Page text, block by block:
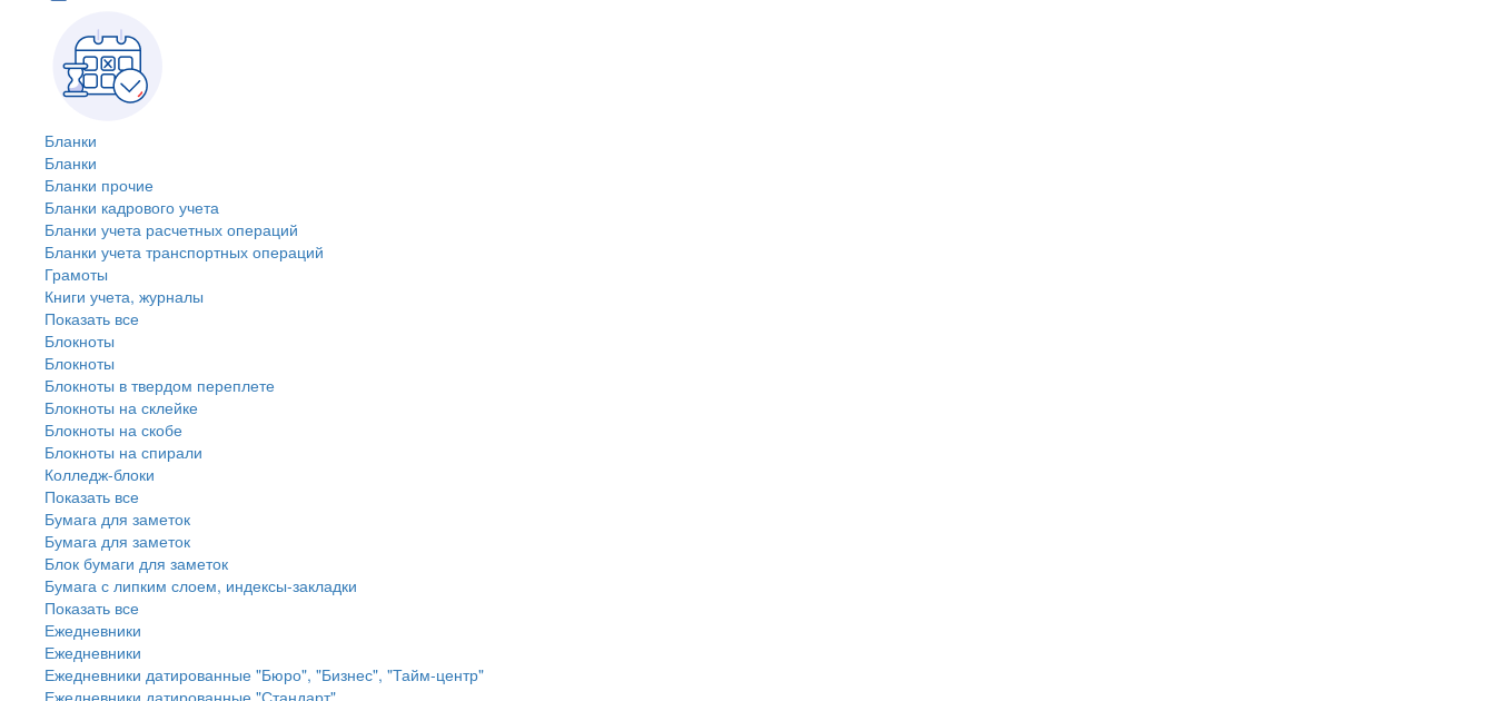
Бланки
Бланки
Бланки прочие
Бланки кадрового учета
Бланки учета расчетных операций
Бланки учета транспортных операций
Грамоты
Книги учета, журналы
Показать все
Блокноты
Блокноты
Блокноты в твердом переплете
Блокноты на склейке
Блокноты на скобе
Блокноты на спирали
Колледж-блоки
Показать все
Бумага для заметок
Бумага для заметок
Блок бумаги для заметок
Бумага с липким слоем, индексы-закладки
Показать все
Ежедневники
Ежедневники
Ежедневники датированные "Бюро", "Бизнес", "Тайм-центр"